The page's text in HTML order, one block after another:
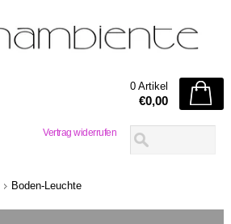
Vertrag widerrufen
0 Artikel
€0,00
Boden-Leuchte